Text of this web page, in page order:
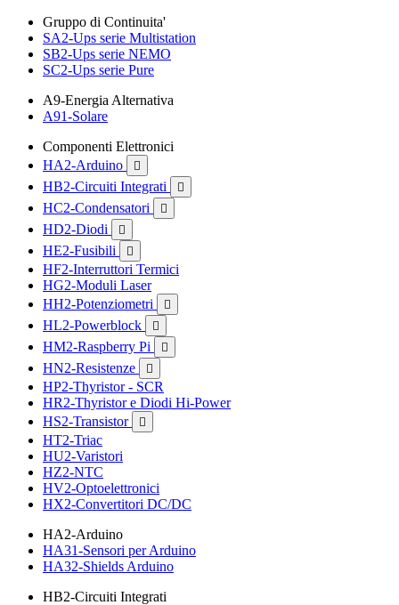
Gruppo di Continuita'
SA2-Ups serie Multistation
SB2-Ups serie NEMO
SC2-Ups serie Pure
A9-Energia Alternativa
A91-Solare
Componenti Elettronici
HA2-Arduino

HB2-Circuiti Integrati 
HC2-Condensatori 
HD2-Diodi 
HE2-Fusibili 
HF2-Interruttori Termici
HG2-Moduli Laser
HH2-Potenziometri

HL2-Powerblock 
HM2-Raspberry Pi 
HN2-Resistenze 
HP2-Thyristor - SCR
HR2-Thyristor e Diodi Hi-Power
HS2-Transistor

HT2-Triac
HU2-Varistori
HZ2-NTC
HV2-Optoelettronici
HX2-Convertitori DC/DC
HA2-Arduino
HA31-Sensori per Arduino
HA32-Shields Arduino
HB2-Circuiti Integrati